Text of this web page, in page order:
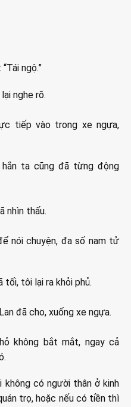
ngộ.”
nghe rõ.
tiếp vào trong xe ngựa,
ta cũng đã từng động
nhìn thấu.
nói chuyện, đa số nam tử
tối, tôi lại ra khỏi phủ.
đã cho, xuống xe ngựa.
không bắt mắt, ngay cả
không có người thân ở kinh
trọ, hoặc nếu có tiền thì